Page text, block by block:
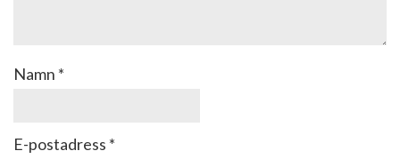
Namn *
E-postadress *